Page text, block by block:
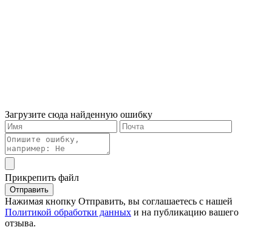
Загрузите сюда найденную ошибку
Прикрепить файл
Отправить
Нажимая кнопку Отправить, вы соглашаетесь с нашей
Политикой обработки данных и на публикацию вашего
отзыва.